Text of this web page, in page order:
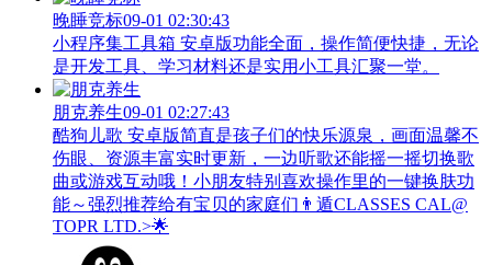
晚睡竞标09-01 02:30:43
小程序集工具箱 安卓版功能全面，操作简便快捷，无论
是开发工具、学习材料还是实用小工具汇聚一堂。
朋克养生09-01 02:27:43
酷狗儿歌 安卓版简直是孩子们的快乐源泉，画面温馨不
伤眼、资源丰富实时更新，一边听歌还能摇一摇切换歌
曲或游戏互动哦！小朋友特别喜欢操作里的一键换肤功
能～强烈推荐给有宝贝的家庭们👨‍遁️CLASSES CAL@
TOPR LTD.>🌟